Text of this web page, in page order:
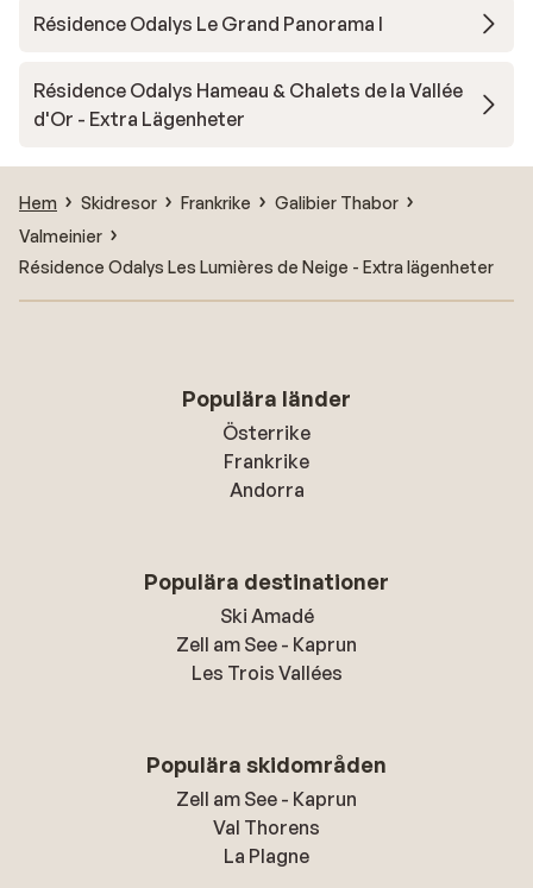
Résidence Odalys Le Grand Panorama I
Résidence Odalys Hameau & Chalets de la Vallée
d'Or - Extra Lägenheter
Hem Skidresor Frankrike
Galibier Thabor
Valmeinier
Résidence Odalys Les Lumières de Neige - Extra lägenheter
Populära länder
Österrike
Frankrike
Andorra
Populära destinationer
Ski Amadé
Zell am See - Kaprun
Les Trois Vallées
Populära skidområden
Zell am See - Kaprun
Val Thorens
La Plagne